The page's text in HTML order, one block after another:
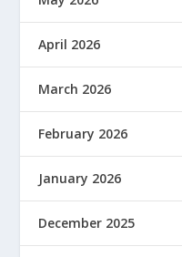
April 2026
March 2026
February 2026
January 2026
December 2025